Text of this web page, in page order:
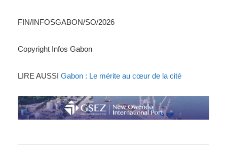
FIN/INFOSGABON/SO/2026
Copyright Infos Gabon
LIRE AUSSI Gabon : Le mérite au cœur de la cité